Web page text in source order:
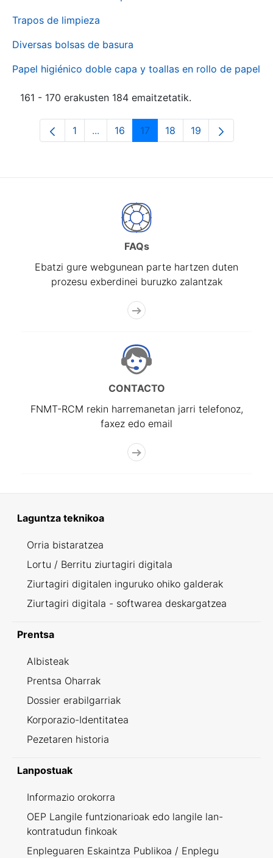
Trapos de limpieza
Diversas bolsas de basura
Papel higiénico doble capa y toallas en rollo de papel
161 - 170 erakusten 184 emaitzetatik.
Orrialdea
1 ...Intermediate Pages Use TAB to
Orrialdea
16 Orrialdea
17 Orrialdea
18 Orrialdea
19
FAQs
Ebatzi gure webgunean parte hartzen duten
prozesu exberdinei buruzko zalantzak
CONTACTO
FNMT-RCM rekin harremanetan jarri telefonoz,
faxez edo email
Laguntza teknikoa
Orria bistaratzea
Lortu / Berritu ziurtagiri digitala
Ziurtagiri digitalen inguruko ohiko galderak
Ziurtagiri digitala - softwarea deskargatzea
Prentsa
Albisteak
Prentsa Oharrak
Dossier erabilgarriak
Korporazio-Identitatea
Pezetaren historia
Lanpostuak
Informazio orokorra
OEP Langile funtzionarioak edo langile lan-
kontratudun finkoak
Enpleguaren Eskaintza Publikoa / Enplegu